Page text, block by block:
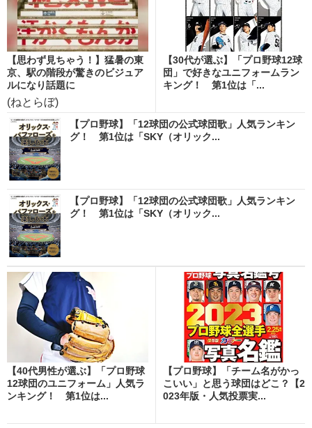
【思わず見ちゃう！】猛暑の東
京、駅の階段が驚きのビジュア
ルになり話題に
(ねとらぼ)
【30代が選ぶ】「プロ野球12球
団」で好きなユニフォームラン
キング！ 第1位は「...
【プロ野球】「12球団の公式球団歌」人気ランキン
グ！ 第1位は「SKY（オリック...
【プロ野球】「12球団の公式球団歌」人気ランキン
グ！ 第1位は「SKY（オリック...
【40代男性が選ぶ】「プロ野球
12球団のユニフォーム」人気ラ
ンキング！ 第1位は...
【プロ野球】「チーム名がかっ
こいい」と思う球団はどこ？【2
023年版・人気投票実...